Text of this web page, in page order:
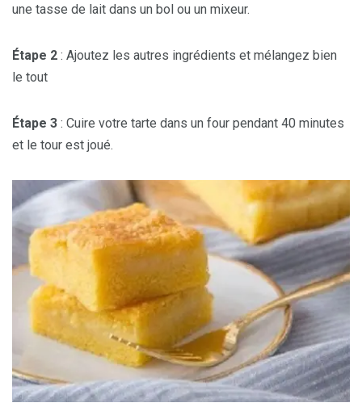
une tasse de lait dans un bol ou un mixeur.
Étape 2 : Ajoutez les autres ingrédients et mélangez bien
le tout
Étape 3 : Cuire votre tarte dans un four pendant 40 minutes
et le tour est joué.